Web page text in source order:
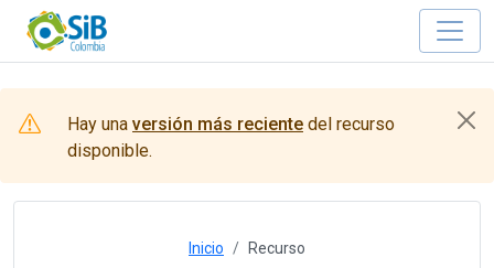
Hay una versión más reciente del recurso
disponible.
Inicio Recurso